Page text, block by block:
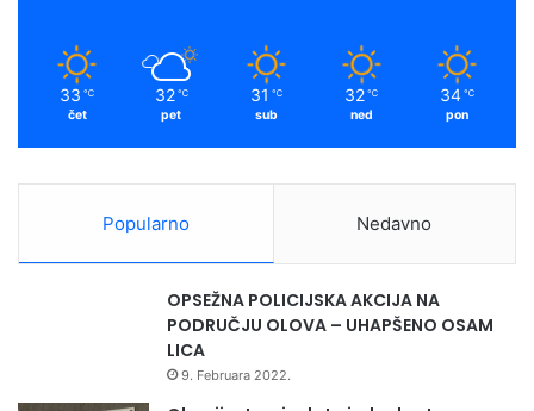
33 ℃
čet
32 ℃
pet
31 ℃
sub
32 ℃
ned
34 ℃
pon
Popularno Nedavno
OPSEŽNA POLICIJSKA AKCIJA NA
PODRUČJU OLOVA – UHAPŠENO OSAM
LICA
9. Februara 2022.